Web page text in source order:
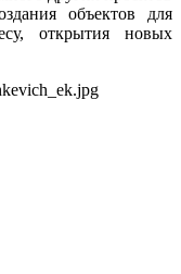
объектов для
открытия новых